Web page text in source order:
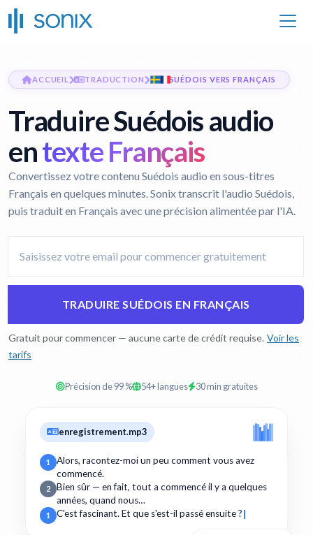
ACCUEIL TRADUCTION SUÉDOIS VERS FRANÇAIS
Traduire Suédois audio
entexte Français
Convertissez votre contenu Suédois audio en sous-titres
Français en quelques minutes. Sonix transcrit l'audio Suédois,
puis traduit en Français avec une précision alimentée par l'IA.
TRADUIRE SUÉDOIS EN FRANÇAIS
Gratuit pour commencer — aucune carte de crédit requise. Voir les
tarifs
Précision de 99 % 54+ langues 30 min gratuites
enregistrement.mp3
1
Alors, racontez-moi un peu comment vous avez
commencé.
2
Bien sûr — en fait, tout a commencé il y a quelques
années, quand nous…
1 C'est fascinant. Et que s'est-il passé ensuite ?